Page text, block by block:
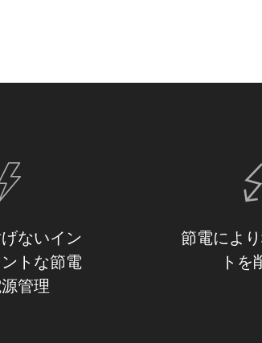
ないイン
トな節電
管理
節電によ
トを